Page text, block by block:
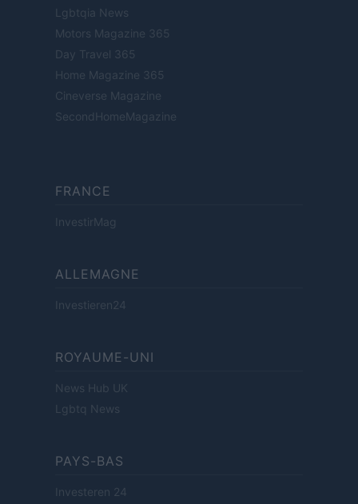
Lgbtqia News
Motors Magazine 365
Day Travel 365
Home Magazine 365
Cineverse Magazine
SecondHomeMagazine
FRANCE
InvestirMag
ALLEMAGNE
Investieren24
ROYAUME-UNI
News Hub UK
Lgbtq News
PAYS-BAS
Investeren 24